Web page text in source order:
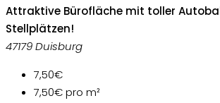
Attraktive Bürofläche mit toller
Stellplätzen!
47179 Duisburg
7,50€
7,50€pro m²